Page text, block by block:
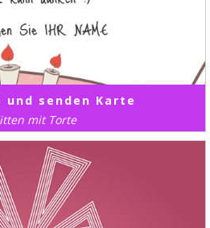
und senden Karte
mit Torte